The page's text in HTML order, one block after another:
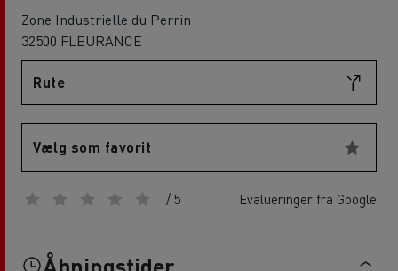
Zone Industrielle du Perrin
32500 FLEURANCE
Rute
Vælg som favorit
/ 5 Evalueringer fra Google